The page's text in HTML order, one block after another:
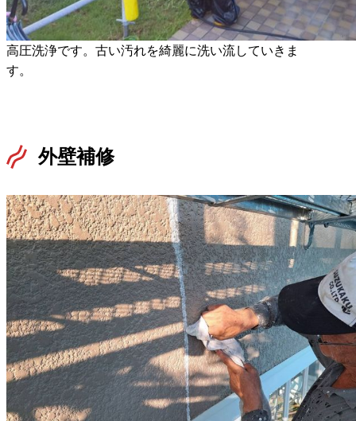
高圧洗浄です。古い汚れを綺麗に洗い流していきま
す。
外壁補修